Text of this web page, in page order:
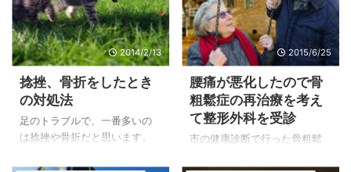
2014/2/13
捻挫、骨折をしたとき
の対処法
足のトラブルで、一番多いの
は捻挫や骨折だと思います。
2015/6/25
腰痛が悪化したので骨
粗鬆症の再治療を考え
て整形外科を受診
市の健康診断で行った骨粗鬆